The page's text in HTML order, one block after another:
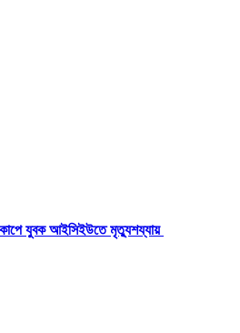
কোপে যুবক আইসিইউতে মৃত্যুশয্যায়